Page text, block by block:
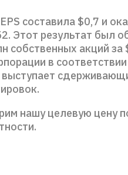
составила $0,7 и
Этот результат был
собственных акций
в
нашу целевую цену